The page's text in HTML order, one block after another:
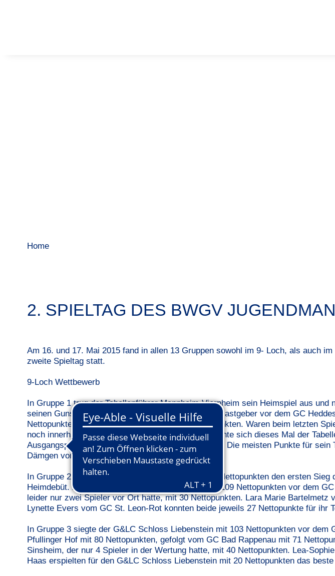
Home
2. SPIELTAG DES BWGV
Am 16. und 17. Mai 2015 fand in allen 13 Gruppen sowohl im 9- Loch, als auch
zweite Spieltag statt.
9-Loch Wettbewerb
In Gruppe 1 trug der Tabellenführer Mannheim-Viernheim sein Heimspiel aus und
seinen Gunsten. Mit 132 Nettopunkten gewann der Gastgeber vor dem GC
Nettopunkten und dem GC Wiesloch mit 98 Nettopunkten. Waren beim letzten
noch innerhalb von einem 5-Punkte-Abstand, so konnte sich dieses Mal der
Ausgangsposition für die restliche Saison erarbeiten. Die meisten Punkte für sein
Dämgen vom GC Mannheim-Viernheim.
In Gruppe 2 sicherte sich der GC Bruchsal mit 129 Nettopunkten den ersten Sieg
Heimdebüt. Zweiter wurde der GC St. Leon-Rot mit 109 Nettopunkten vor dem
leider nur zwei Spieler vor Ort hatte, mit 30 Nettopunkten. Lara Marie Bartelmetz
Lynette Evers vom GC St. Leon-Rot konnten beide jeweils 27 Nettopunkte für ihr
In Gruppe 3 siegte der G&LC Schloss Liebenstein mit 103 Nettopunkten vor dem
Pfullinger Hof mit 80 Nettopunkten, gefolgt vom GC Bad Rappenau mit 71
Sinsheim, der nur 4 Spieler in der Wertung hatte, mit 40 Nettopunkten. Lea-
Haas erspielten für den G&LC Schloss Liebenstein mit 20 Nettopunkten das